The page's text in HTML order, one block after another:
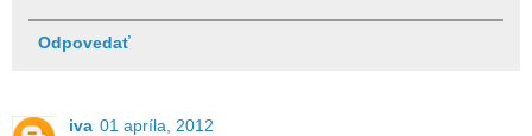
Odpovedať
iva 01 apríla, 2012